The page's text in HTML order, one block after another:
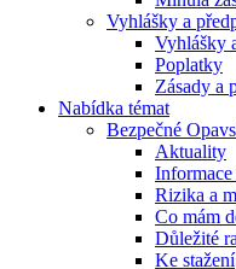
Vyhlášky a
Vyhlášky
Poplatky
Zásady a
Nabídka témat
Bezpečné
Aktuality
Rizika a
Co mám
Důležité
Ke stažení